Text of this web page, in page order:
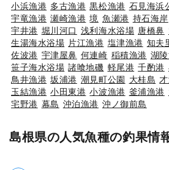
小浜漁港 多古漁港 黒松漁港 石見海浜
宇竜漁港 瀬崎漁港 境 魚瀬港 持石海岸
宇井港 堀川河口 浅利海水浴場 唐橋鼻
生湯海水浴場 片江漁港 塩津漁港 知夫
佐波港 宇津屋鼻 何連崎 稲積漁港 湖
笹子海水浴場 諸喰地磯 軽尾港 千酌港
鳥井漁港 坂浦港 潮見町公園 大桂島
玉結漁港 小田東港 小波漁港 釜浦漁港
宅野港 幕島 沖泊漁港 沖ノ御前島
島根県の人気魚種の釣果情